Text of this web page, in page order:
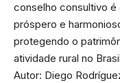
conselho consultivo é
próspero e
protegendo o
atividade rural no
Autor: Diego